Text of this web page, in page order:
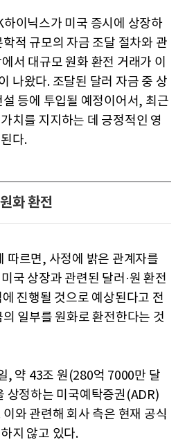
이닉스가 미국 증시에 상장하
적 규모의 자금 조달 절차와 관
서 대규모 원화 환전 거래가 이
나왔다. 조달된 달러 자금 중 상
등에 투입될 예정이어서, 최근
치를 지지하는 데 긍정적인 영
다.
화 환전
따르면, 사정에 밝은 관계자를
국 상장과 관련된 달러·원 환전
진행될 것으로 예상된다고 전
일부를 원화로 환전한다는 것
, 약 43조 원(280억 7000만 달
상정하는 미국예탁증권(ADR)
와 관련해 회사 측은 현재 공식
지 않고 있다.